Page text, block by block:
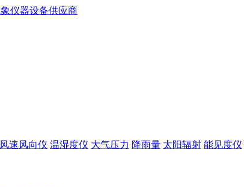
风速风向仪 温湿度仪 大气压力 降雨量 太阳辐射 能见度仪